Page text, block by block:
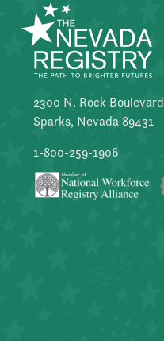
2300 N. Rock Boulevard
Sparks, Nevada 89431
1-800-259-1906